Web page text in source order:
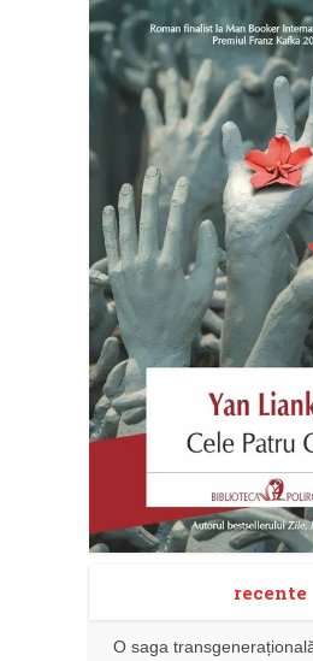
recente
O saga